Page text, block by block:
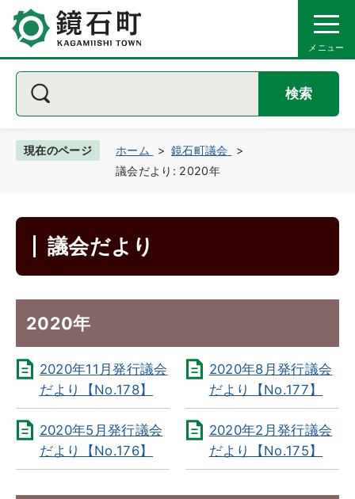
検索
現在のページ ホーム
鏡石町議会
議会だより: 2020年
議会だより
2020年
2020年11月発行議会
だより【No.178】
2020年8月発行議会
だより【No.177】
2020年5月発行議会
だより【No.176】
2020年2月発行議会
だより【No.175】